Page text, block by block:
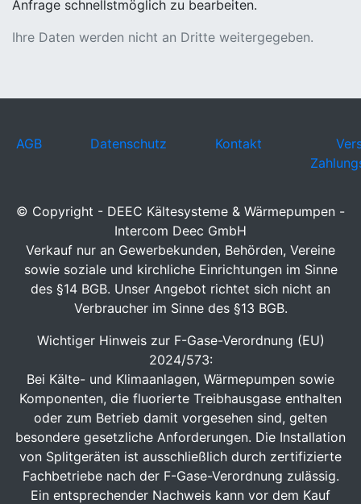
Anfrage schnellstmöglich zu bearbeiten.
Ihre Daten werden nicht an Dritte weitergegeben.
AGB Datenschutz Kontakt
© Copyright - DEEC Kältesysteme & Wärmepumpen -
Intercom Deec GmbH
Verkauf nur an Gewerbekunden, Behörden, Vereine
sowie soziale und kirchliche Einrichtungen im Sinne
des §14 BGB. Unser Angebot richtet sich nicht an
Verbraucher im Sinne des §13 BGB.
Wichtiger Hinweis zur F-Gase-Verordnung (EU)
2024/573:
Bei Kälte- und Klimaanlagen, Wärmepumpen sowie
Komponenten, die fluorierte Treibhausgase enthalten
oder zum Betrieb damit vorgesehen sind, gelten
besondere gesetzliche Anforderungen. Die Installation
von Splitgeräten ist ausschließlich durch zertifizierte
Fachbetriebe nach der F-Gase-Verordnung zulässig.
Ein entsprechender Nachweis kann vor dem Kauf